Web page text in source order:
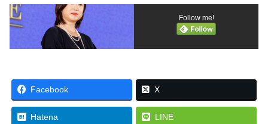
Follow me!
Facebook X
Hatena LINE